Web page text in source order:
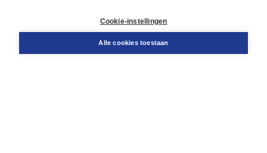
Cookie-instellingen
Alle cookies toestaan